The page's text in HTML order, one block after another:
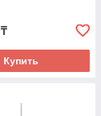
₸
Купить